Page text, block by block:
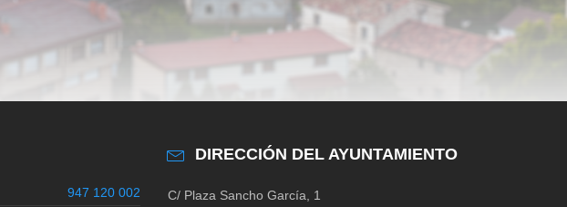
947 120 002
DIRECCIÓN DEL AYUNTAMIENTO
C/ Plaza Sancho García, 1